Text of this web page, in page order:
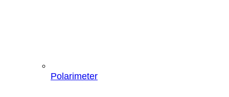
Polarimeter